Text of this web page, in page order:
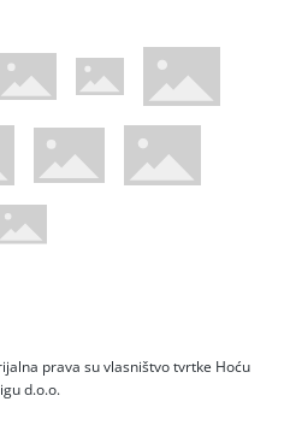
stranica
Mastercard web stranicaAmerican Express web stranica
Visa web stranica
certificirano
Mastercard sigurnosni kod web
Pci Dss certificirano
Verified by Visa web stranica
prava su vlasništvo tvrtke Hoću
d.o.o.